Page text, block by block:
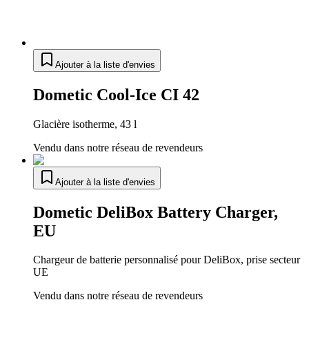
Ajouter à la liste d'envies
Dometic Cool-Ice CI 42
Glacière isotherme, 43 l
Vendu dans notre réseau de revendeurs
Ajouter à la liste d'envies
Dometic DeliBox Battery Charger,
EU
Chargeur de batterie personnalisé pour DeliBox, prise secteur
UE
Vendu dans notre réseau de revendeurs